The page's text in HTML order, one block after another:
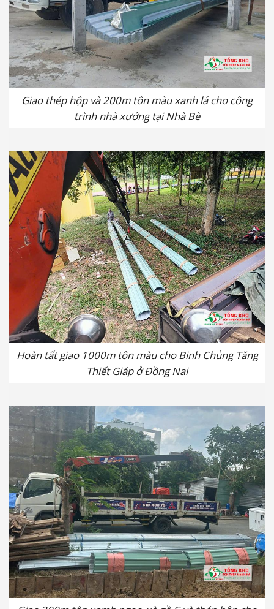
Giao thép hộp và 200m tôn màu xanh lá cho công
trình nhà xưởng tại Nhà Bè
Hoàn tất giao 1000m tôn màu cho Binh Chủng Tăng
Thiết Giáp ở Đồng Nai